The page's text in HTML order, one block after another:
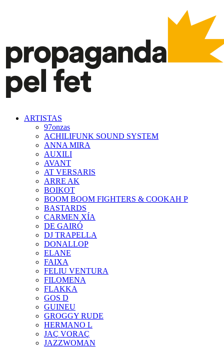
ARTISTAS
97onzas
ACHILIFUNK SOUND SYSTEM
ANNA MIRA
AUXILI
AVANT
AT VERSARIS
ARRE AK
BOIKOT
BOOM BOOM FIGHTERS & COOKAH P
BASTARDS
CARMEN XÍA
DE GAIRÓ
DJ TRAPELLA
DONALLOP
ELANE
FAIXA
FELIU VENTURA
FILOMENA
FLAKKA
GOS D
GUINEU
GROGGY RUDE
HERMANO L
JAÇ VORAÇ
JAZZWOMAN